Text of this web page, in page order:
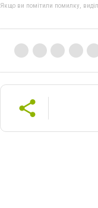
Якщо ви помітили помилку,